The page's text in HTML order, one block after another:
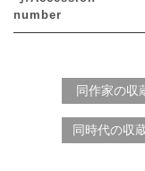
number